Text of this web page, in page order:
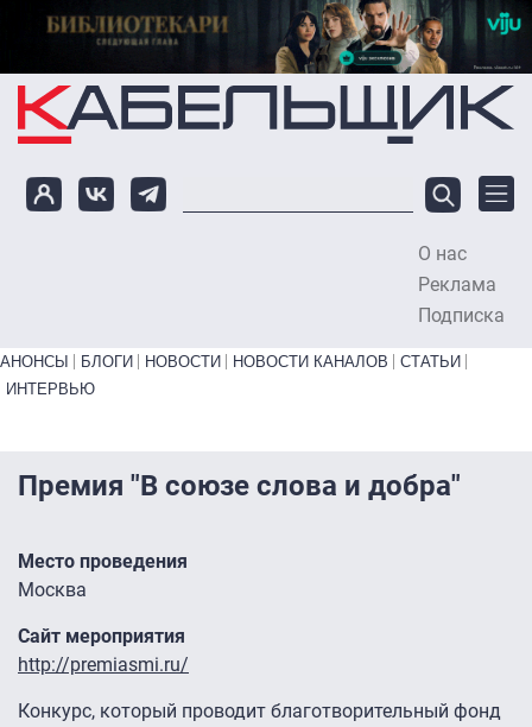
Перейти к основному содержанию
О нас
Реклама
Подписка
Primary links bottom
АНОНСЫ БЛОГИ НОВОСТИ НОВОСТИ КАНАЛОВ
СТАТЬИ
ИНТЕРВЬЮ
Премия "В союзе слова и добра"
Место проведения
Москва
Сайт мероприятия
http://premiasmi.ru/
Конкурс, который проводит благотворительный фонд